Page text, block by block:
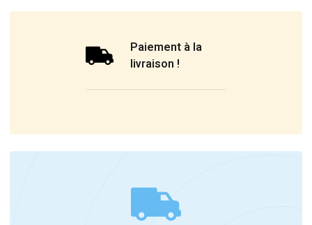
Paiement à la
livraison !